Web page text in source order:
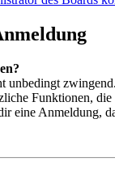
unbedingt
Funktionen, die
eine Anmeldung,